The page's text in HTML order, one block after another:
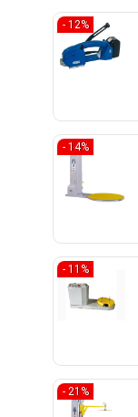
- 12%
- 14%
- 11%
- 21%